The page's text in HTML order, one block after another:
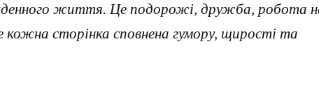
життя. Це подорожі, дружба, робота
кожна сторінка сповнена гумору, щирості та